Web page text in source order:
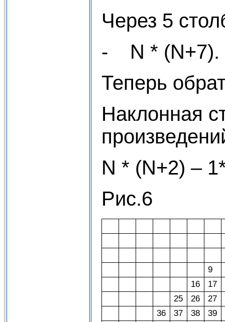
Через 5
- N * (N+7).
Теперь
Наклонная
N * (N+2) –
Рис.6
9
16
17
25
26
27
36
37 38
39